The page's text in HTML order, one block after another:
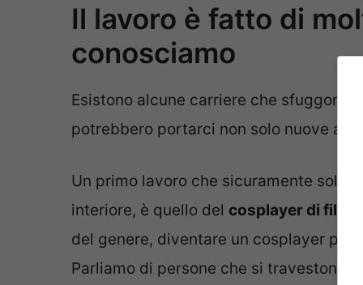
Il lavoro è fatto di
conosciamo
Esistono alcune carriere che sfuggono
potrebbero portarci non solo nuove
Un primo lavoro che sicuramente
interiore, è quello del cosplayer di film,
del genere, diventare un cosplayer
Parliamo di persone che si travestono